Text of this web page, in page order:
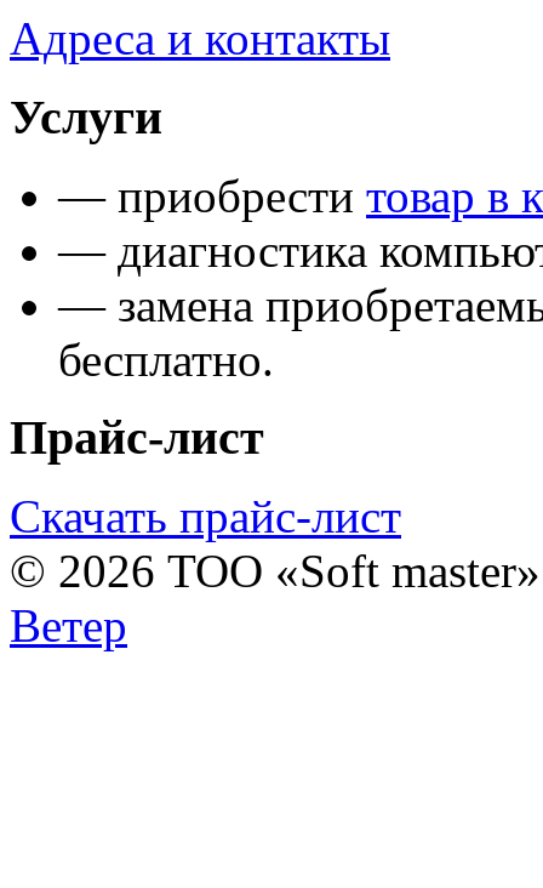
Адреса и контакты
Услуги
— приобрести товар в
— диагностика
— замена
бесплатно.
Прайс-лист
Скачать прайс-лист
© 2026 ТОО «Soft
Ветер